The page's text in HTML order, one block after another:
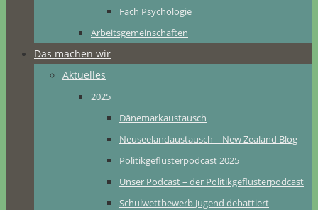
Fach Psychologie
Arbeitsgemeinschaften
Das machen wir
Aktuelles
2025
Dänemarkaustausch
Neuseelandaustausch – New Zealand Blog
Politikgeflüsterpodcast 2025
Unser Podcast – der Politikgeflüsterpodcast
Schulwettbewerb Jugend debattiert